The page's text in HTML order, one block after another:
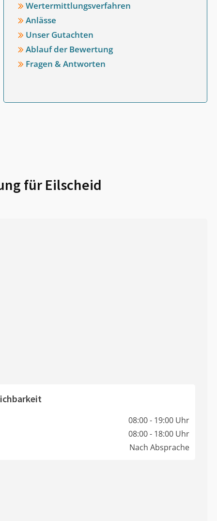
Wertermittlungsverfahren
Anlässe
Unser Gutachten
Ablauf der Bewertung
Fragen & Antworten
für Eilscheid
08:00 - 19:00 Uhr
08:00 - 18:00 Uhr
Nach Absprache